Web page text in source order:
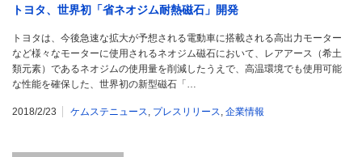
トヨタ、世界初「省ネオジム耐熱磁石」開発
トヨタは、今後急速な拡大が予想される電動車に搭載される高出力モーター
など様々なモーターに使用されるネオジム磁石において、レアアース（希土
類元素）であるネオジムの使用量を削減したうえで、高温環境でも使用可能
な性能を確保した、世界初の新型磁石「…
2018/2/23 ケムステニュース, プレスリリース, 企業情報